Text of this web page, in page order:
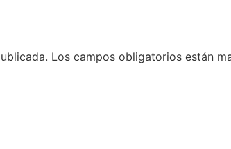
Los campos obligatorios están